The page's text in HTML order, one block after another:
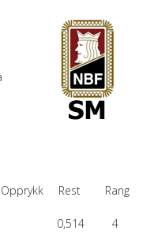
Opprykk Rest Rang
0,514
4